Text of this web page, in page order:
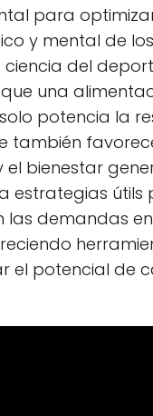
para
y mental de
del
una
potencia la
también
bienestar
estrategias útils
las demandas
el potencial de